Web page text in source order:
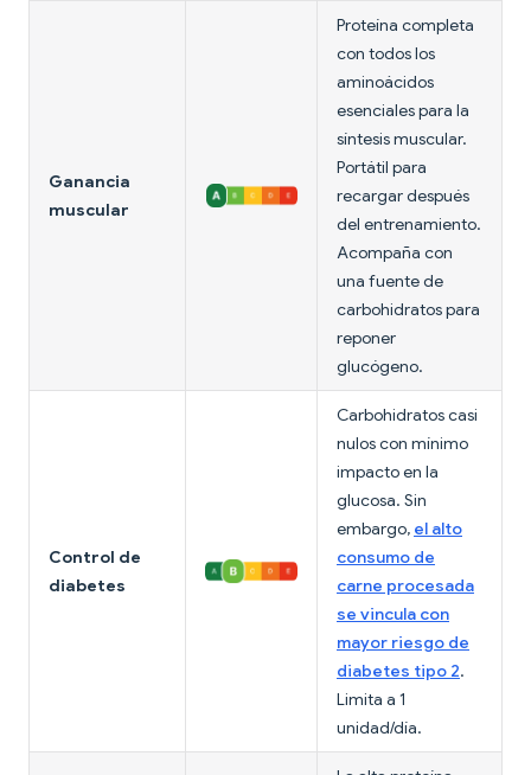
Ganancia
muscular
Proteína completa
con todos los
aminoácidos
esenciales para la
síntesis muscular.
Portátil para
recargar después
del entrenamiento.
Acompaña con
una fuente de
carbohidratos para
reponer
glucógeno.
Control de
diabetes
Carbohidratos casi
nulos con mínimo
impacto en la
glucosa. Sin
embargo, el alto
consumo de
carne procesada
se vincula con
mayor riesgo de
diabetes tipo 2.
Limita a 1
unidad/día.